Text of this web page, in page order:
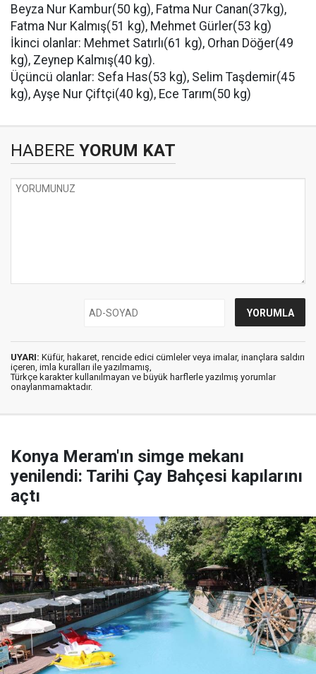
Beyza Nur Kambur(50 kg), Fatma Nur Canan(37kg),
Fatma Nur Kalmış(51 kg), Mehmet Gürler(53 kg)
İkinci olanlar: Mehmet Satırlı(61 kg), Orhan Döğer(49
kg), Zeynep Kalmış(40 kg).
Üçüncü olanlar: Sefa Has(53 kg), Selim Taşdemir(45
kg), Ayşe Nur Çiftçi(40 kg), Ece Tarım(50 kg)
HABERE YORUM KAT
UYARI: Küfür, hakaret, rencide edici cümleler veya imalar, inançlara saldırı
içeren, imla kuralları ile yazılmamış,
Türkçe karakter kullanılmayan ve büyük harflerle yazılmış yorumlar
onaylanmamaktadır.
Konya Meram'ın simge mekanı
yenilendi: Tarihi Çay Bahçesi kapılarını
açtı